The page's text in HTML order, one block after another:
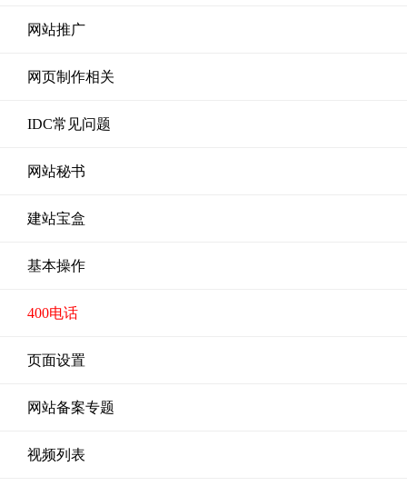
网站推广
网页制作相关
IDC常见问题
网站秘书
建站宝盒
基本操作
400电话
页面设置
网站备案专题
视频列表